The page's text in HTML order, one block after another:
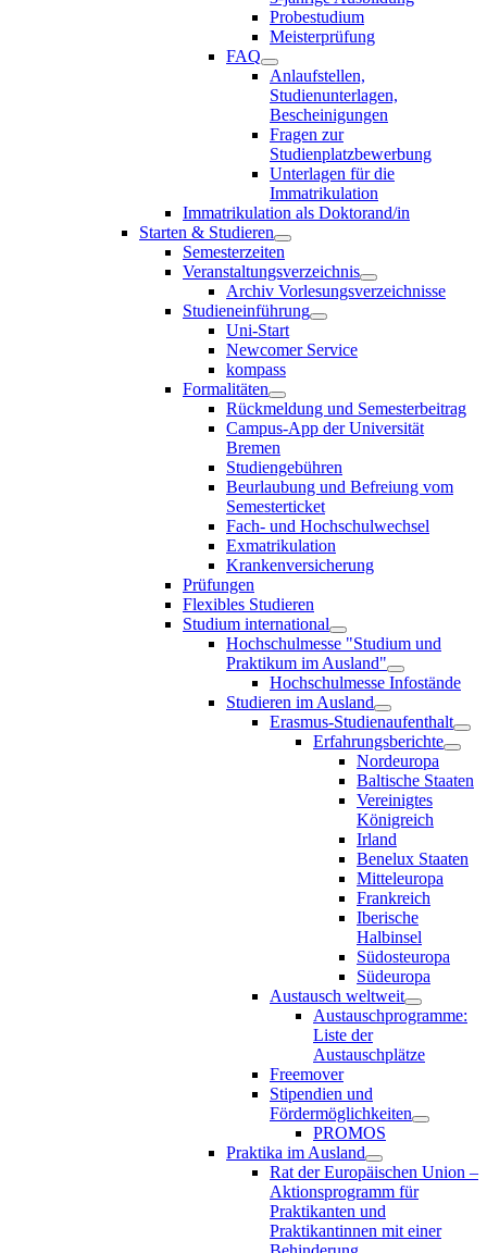
Probestudium
Meisterprüfung
FAQ
Anlaufstellen,
Studienunterlagen,
Bescheinigungen
Fragen zur
Studienplatzbewerbung
Unterlagen für die
Immatrikulation
Immatrikulation als Doktorand/in
Starten & Studieren
Semesterzeiten
Veranstaltungsverzeichnis
Archiv Vorlesungsverzeichnisse
Studieneinführung
Uni-Start
Newcomer Service
kompass
Formalitäten
Rückmeldung und Semesterbeitrag
Campus-App der Universität
Bremen
Studiengebühren
Beurlaubung und Befreiung vom
Semesterticket
Fach- und Hochschulwechsel
Exmatrikulation
Krankenversicherung
Prüfungen
Flexibles Studieren
Studium international
Hochschulmesse "Studium und
Praktikum im Ausland"
Hochschulmesse Infostände
Studieren im Ausland
Erasmus-Studienaufenthalt
Erfahrungsberichte
Nordeuropa
Baltische Staaten
Vereinigtes
Königreich
Irland
Benelux Staaten
Mitteleuropa
Frankreich
Iberische
Halbinsel
Südosteuropa
Südeuropa
Austausch weltweit
Austauschprogramme:
Liste der
Austauschplätze
Freemover
Stipendien und
Fördermöglichkeiten
PROMOS
Praktika im Ausland
Rat der Europäischen Union –
Aktionsprogramm für
Praktikanten und
Praktikantinnen mit einer